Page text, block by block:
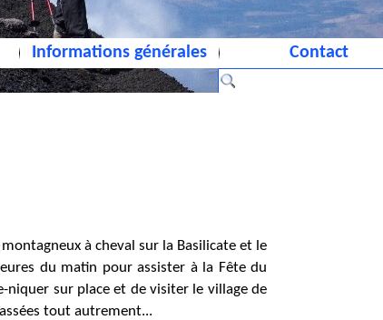
Informations générales Contact
à cheval sur la Basilicate et le
du matin pour assister à la Fête du
sur place et de visiter le village de
tout autrement...